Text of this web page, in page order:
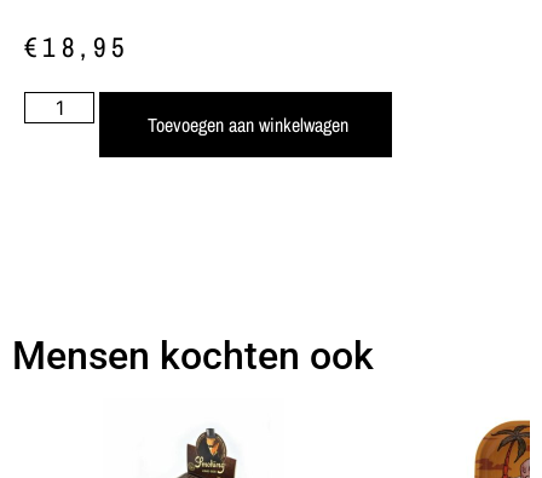
€18,95
Toevoegen aan winkelwagen
Mensen kochten ook